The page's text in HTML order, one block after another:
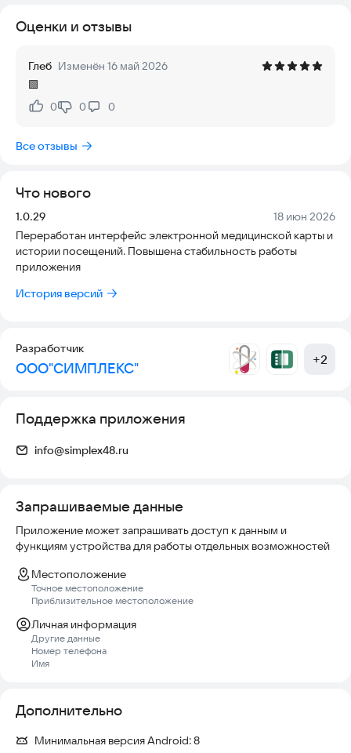
скидок. Информация и уведомления от клиники.
Оценки и отзывы
Глеб Изменён 16 май 2026
🟩
Нравится:
0Не нравится:
0 0
Все отзывы
Что нового
Версия:
1.0.29 Дата:
18 июн 2026
Переработан интерфейс электронной медицинской карты и
истории посещений. Повышена стабильность работы
приложения
История версий
Разработчик
ООО"СИМПЛЕКС" +2
Поддержка приложения
info@simplex48.ru
Запрашиваемые данные
Приложение может запрашивать доступ к данным и
функциям устройства для работы отдельных возможностей
Местоположение
Точное местоположение
Приблизительное местоположение
Личная информация
Другие данные
Номер телефона
Имя
Дополнительно
Минимальная версия Android:8